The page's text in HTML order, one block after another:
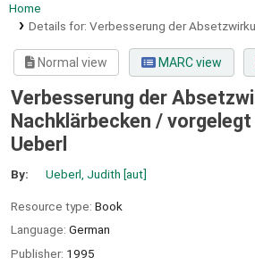
Home
Details for: Verbesserung der
Normal view MARC view
Verbesserung der
Nachklärbecken /
Ueberl
By: Ueberl, Judith [aut]
Resource type: Book
Language: German
Publisher: 1995